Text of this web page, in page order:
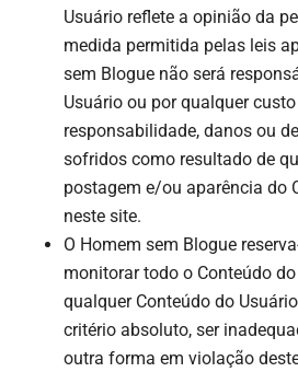
Usuário reflete a opinião da
medida permitida pelas leis
sem Blogue não será
Usuário ou por qualquer
responsabilidade, danos ou
sofridos como resultado de
postagem e/ou aparência do
neste site.
O Homem sem Blogue
monitorar todo o Conteúdo
qualquer Conteúdo do
critério absoluto, ser
outra forma em violação